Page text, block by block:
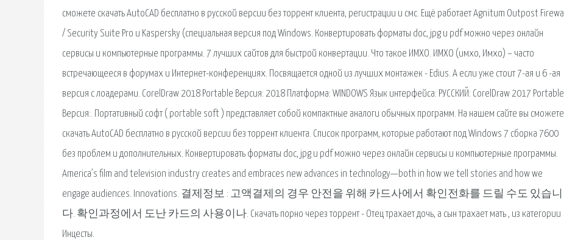
сможете скачать AutoCAD бесплатно в русской версии без торрент клиента, регистрации и смс. Ещё работает Agnitum Outpost Firewall
/ Security Suite Pro и Kaspersky (специальная версия под Windows. Конвертировать форматы doc, jpg и pdf можно через онлайн
сервисы и компьютерные программы. 7 лучших сайтов для быстрой конвертации. Что такое ИМХО. ИМХО (имхо, Имхо) – часто
встречающееся в форумах и Интернет-конференциях. Посвящается одной из лучших монтажек - Edius. А если уже стоит 7-ая и 6 -ая
версия с лоадерами. CorelDraw 2018 Portable Версия: 2018 Платформа: WINDOWS Язык интерфейса: РУССКИЙ: CorelDraw 2017 Portable
Версия:. Портативный софт ( portable soft ) представляет собой компактные аналоги обычных программ. На нашем сайте вы сможете
скачать AutoCAD бесплатно в русской версии без торрент клиента. Список программ, которые работают под Windows 7 сборка 7600
без проблем и дополнительных. Конвертировать форматы doc, jpg и pdf можно через онлайн сервисы и компьютерные программы.
America’s film and television industry creates and embraces new advances in technology—both in how we tell stories and how we
engage audiences. Innovations. 결제정보 : 고액결제의 경우 안전을 위해 카드사에서 확인전화를 드릴 수도 있습니
다. 확인과정에서 도난 카드의 사용이나. Скачать порно через торрент - Отец трахает дочь, а сын трахает мать , из категории
Инцесты.